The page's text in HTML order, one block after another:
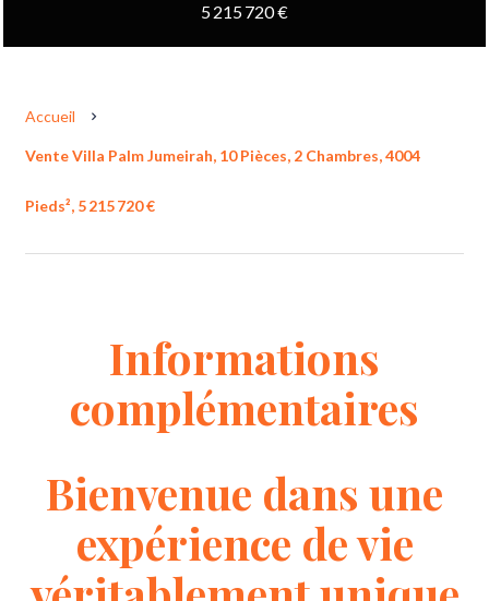
5 215 720 €
Accueil
Vente Villa Palm Jumeirah, 10 Pièces, 2 Chambres, 4004
Pieds², 5 215 720 €
Informations
complémentaires
Bienvenue dans une
expérience de vie